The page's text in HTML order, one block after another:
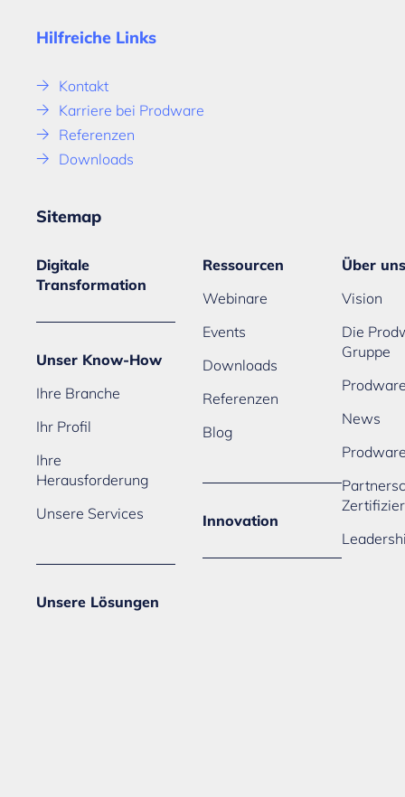
Hilfreiche Links
Kontakt
Karriere bei Prodware
Referenzen
Downloads
Sitemap
Digitale
Transformation
Unser Know-How
Ihre Branche
Ihr Profil
Ihre
Herausforderung
Unsere Services
Unsere Lösungen
Ressourcen
Webinare
Events
Downloads
Referenzen
Blog
Innovation
Über uns
Vision
Die
Gruppe
News